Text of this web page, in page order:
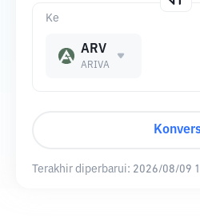
Ke
ARV
ARIVA
Terakhir diperbarui: 2026/08/09